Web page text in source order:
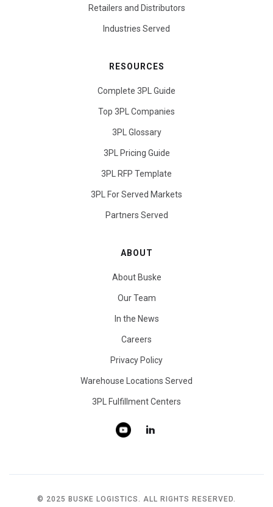
Retailers and Distributors
Industries Served
RESOURCES
Complete 3PL Guide
Top 3PL Companies
3PL Glossary
3PL Pricing Guide
3PL RFP Template
3PL For Served Markets
Partners Served
ABOUT
About Buske
Our Team
In the News
Careers
Privacy Policy
Warehouse Locations Served
3PL Fulfillment Centers
© 2025 BUSKE LOGISTICS. ALL RIGHTS RESERVED.